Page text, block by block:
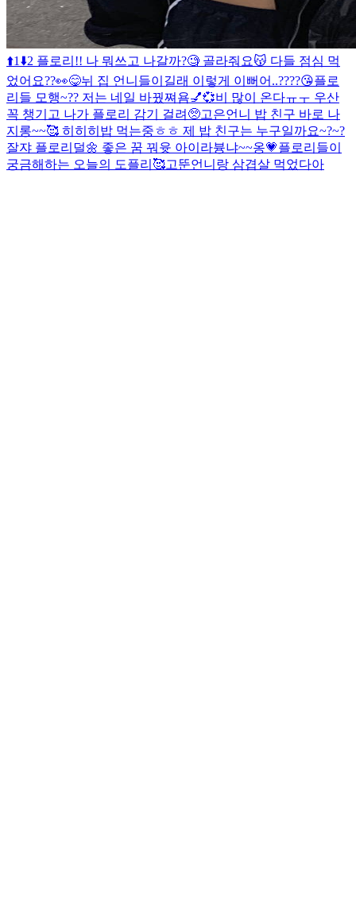
⬆️1⬇️2 플로리!! 나 뭐쓰고 나갈까?🧐 골라줘요😽 다들 점심 먹
었어요??👀😋뉘 집 언니들이길래 이렇게 이뻐어..????😘플로
리들 모행~?? 저는 네일 바꿨쪄욤💅💞비 많이 온다ㅠㅜ 우산
꼭 챙기고 나가 플로리 감기 걸려🥺고은언니 밥 친구 바로 나
지롱~~🥰 히히히 밥 먹는중ㅎㅎ 제 밥 친구는 누구일까요~?~?
잘쟈 플로리덜🌼 좋은 꿈 꿔윳 아이라븅냐~~옹💗플로리들이
궁금해하는 오늘의 도플리🥰고뚠언니랑 삼겹살 먹었다아